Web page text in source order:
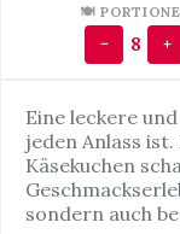
🍽
− 8 +
Eine leckere
jeden Anlass
Käsekuchen
sondern auch